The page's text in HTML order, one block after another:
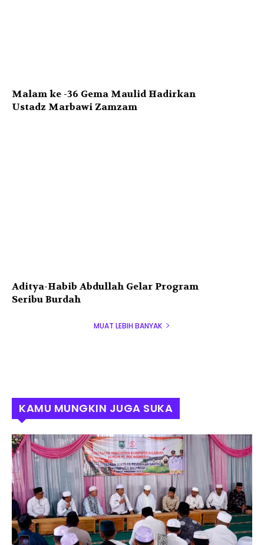
Malam ke -36 Gema Maulid Hadirkan
Ustadz Marbawi Zamzam
Aditya-Habib Abdullah Gelar Program
Seribu Burdah
MUAT LEBIH BANYAK
KAMU MUNGKIN JUGA SUKA